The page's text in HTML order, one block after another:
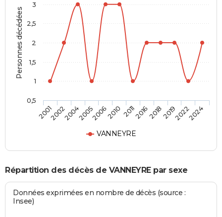
Personnes décédées
VANNEYRE
200120022004200520062010 201120162018201920222024
0,5
1
1,5
2
2,5
3
Répartition des décès de VANNEYRE par sexe
Données exprimées en nombre de décès (source :
Insee)